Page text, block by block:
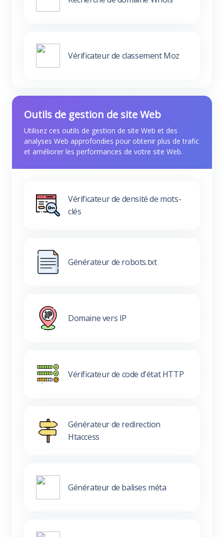
Vérificateur de classement Moz
Outils de gestion de site Web
Utilisez ces outils de gestion de site Web et des
analyses Web approfondies pour obtenir plus de trafic
et améliorer les performances de votre site Web.
Vérificateur de densité de mots-
clés
Générateur de robots.txt
Domaine vers IP
Vérificateur de code d'état HTTP
Générateur de redirection
Htaccess
Générateur de balises méta